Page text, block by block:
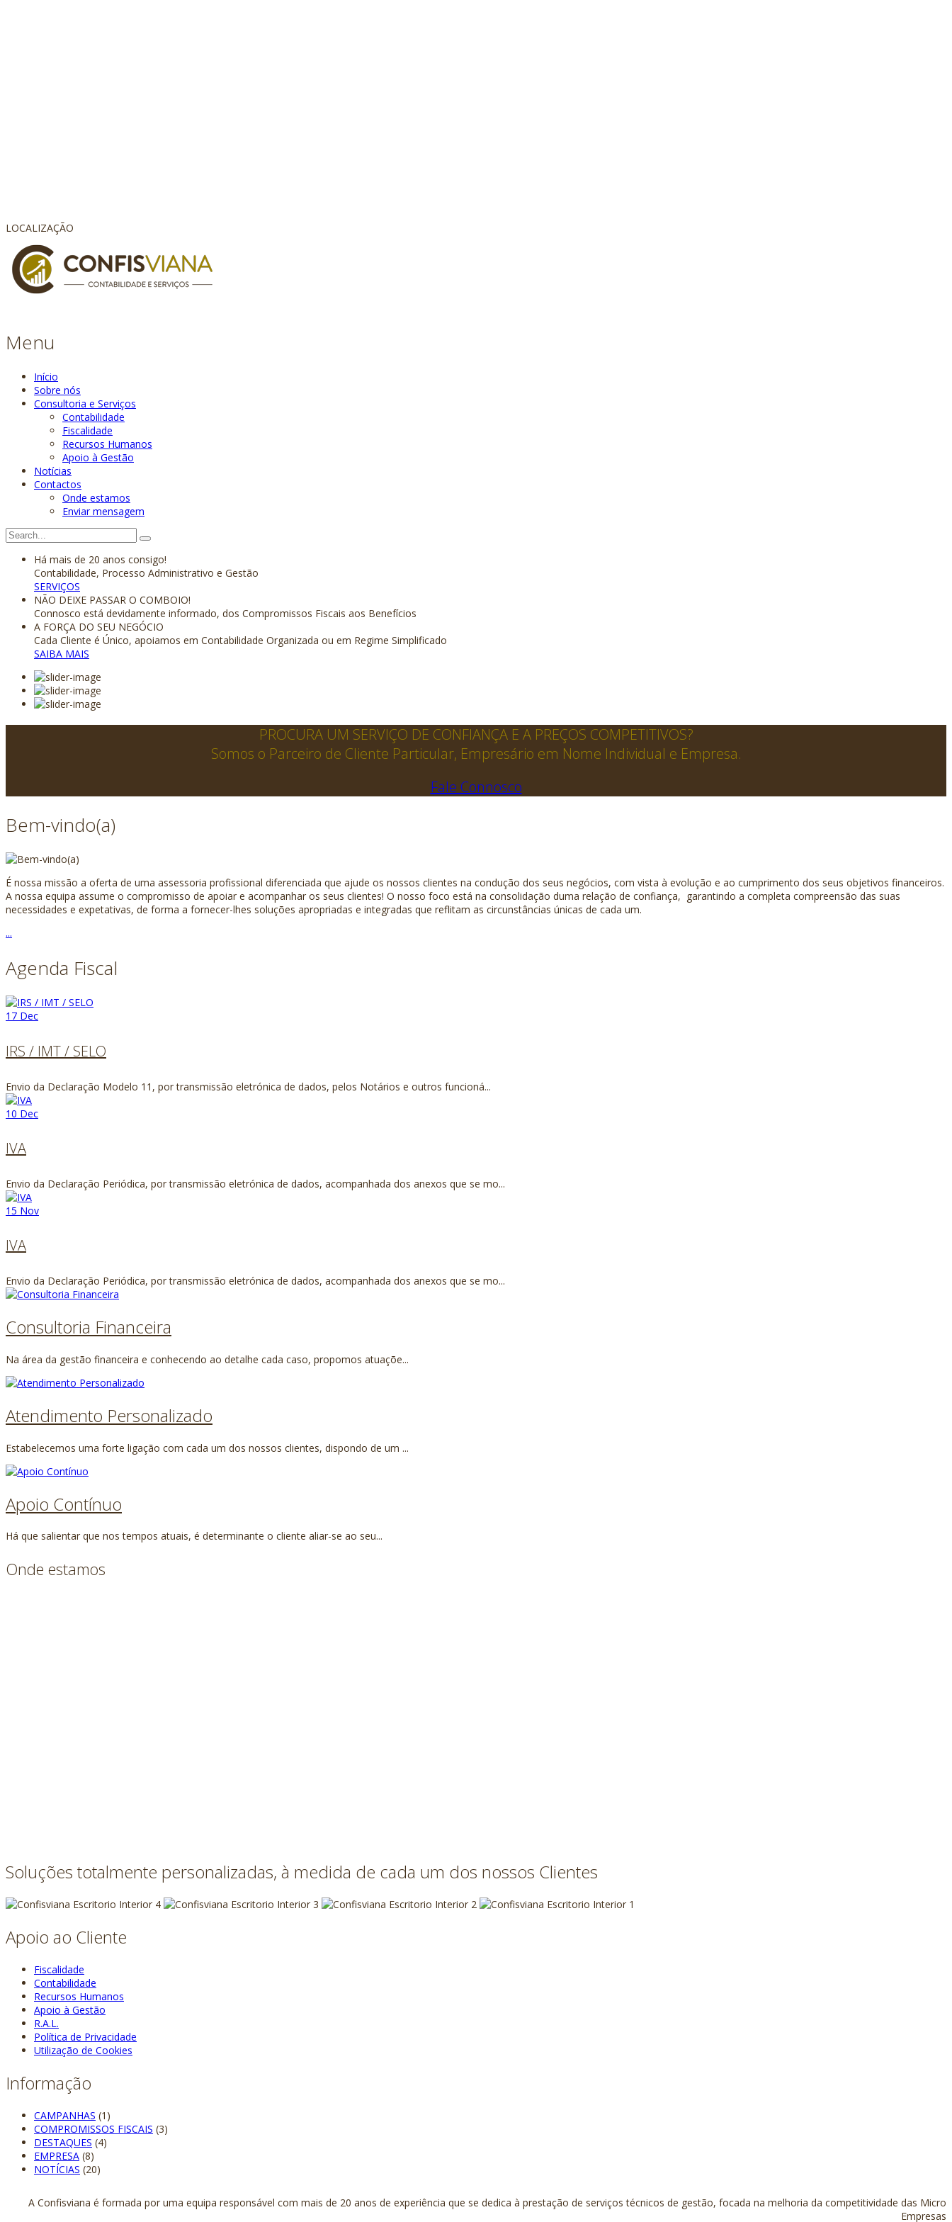
LOCALIZAÇÃO
Menu
Início
Sobre nós
Consultoria e Serviços
Contabilidade
Fiscalidade
Recursos Humanos
Apoio à Gestão
Notícias
Contactos
Onde estamos
Enviar mensagem
Há mais de 20 anos consigo!
Contabilidade, Processo Administrativo e Gestão
SERVIÇOS
NÃO DEIXE PASSAR O COMBOIO!
Connosco está devidamente informado, dos Compromissos Fiscais aos Benefícios
A FORÇA DO SEU NEGÓCIO
Cada Cliente é Único, apoiamos em Contabilidade Organizada ou em Regime Simplificado
SAIBA MAIS
PROCURA UM SERVIÇO DE CONFIANÇA E A PREÇOS COMPETITIVOS?
Somos o Parceiro de Cliente Particular, Empresário em Nome Individual e Empresa.
Fale Connosco
Bem-vindo(a)
É nossa missão a oferta de uma assessoria profissional diferenciada que ajude os nossos clientes na condução dos seus negócios, com vista à evolução e ao cumprimento dos seus objetivos financeiros.
A nossa equipa assume o compromisso de apoiar e acompanhar os seus clientes! O nosso foco está na consolidação duma relação de confiança, garantindo a completa compreensão das suas
necessidades e expetativas, de forma a fornecer-lhes soluções apropriadas e integradas que reflitam as circunstâncias únicas de cada um.
...
Agenda Fiscal
17 Dec
IRS / IMT / SELO
Envio da Declaração Modelo 11, por transmissão eletrónica de dados, pelos Notários e outros funcioná...
10 Dec
IVA
Envio da Declaração Periódica, por transmissão eletrónica de dados, acompanhada dos anexos que se mo...
15 Nov
IVA
Envio da Declaração Periódica, por transmissão eletrónica de dados, acompanhada dos anexos que se mo...
Consultoria Financeira
Na área da gestão financeira e conhecendo ao detalhe cada caso, propomos atuaçõe...
Atendimento Personalizado
Estabelecemos uma forte ligação com cada um dos nossos clientes, dispondo de um ...
Apoio Contínuo
Há que salientar que nos tempos atuais, é determinante o cliente aliar-se ao seu...
Onde estamos
Soluções totalmente personalizadas, à medida de cada um dos nossos Clientes
Apoio ao Cliente
Fiscalidade
Contabilidade
Recursos Humanos
Apoio à Gestão
R.A.L.
Política de Privacidade
Utilização de Cookies
Informação
CAMPANHAS (1)
COMPROMISSOS FISCAIS (3)
DESTAQUES (4)
EMPRESA (8)
NOTÍCIAS (20)
A Confisviana é formada por uma equipa responsável com mais de 20 anos de experiência que se dedica à prestação de serviços técnicos de gestão, focada na melhoria da competitividade das Micro
Empresas